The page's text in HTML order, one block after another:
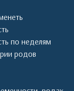
по неделям
родов